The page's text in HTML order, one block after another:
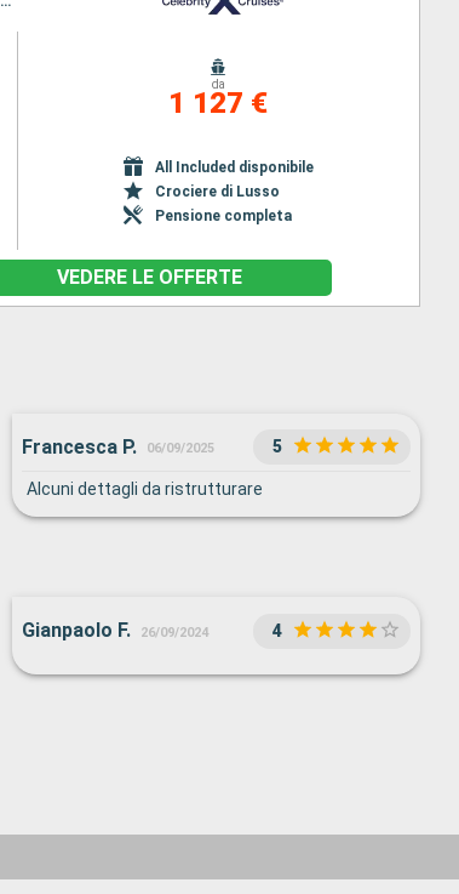
da
1 127 €
All Included disponibile
Crociere di Lusso
Pensione completa
VEDERE LE OFFERTE
Francesca P. 06/09/2025 5
Alcuni dettagli da ristrutturare
Gianpaolo F. 26/09/2024 4